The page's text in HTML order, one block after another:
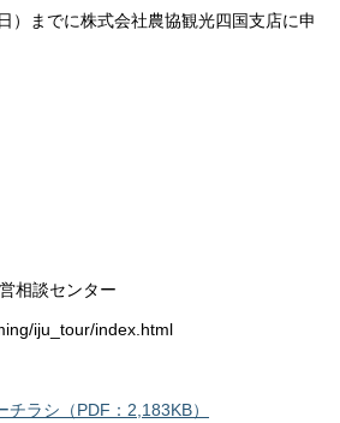
）までに株式会社農協観光四国支店に申
相談センター
iju_tour/index.html
ラシ（PDF：2,183KB）